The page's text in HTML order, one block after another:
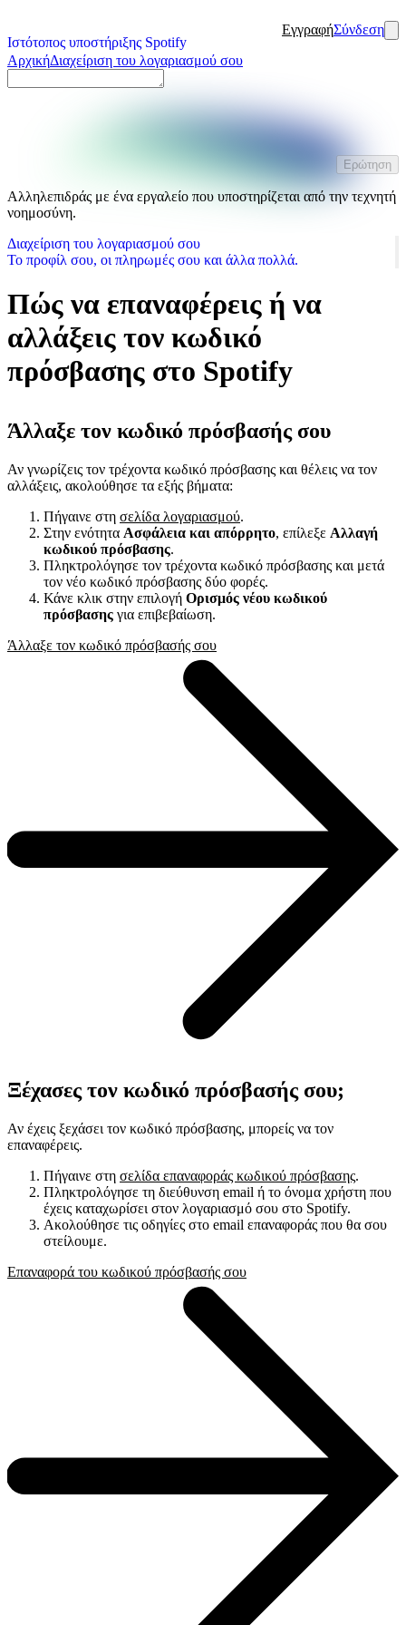
Ιστότοπος υποστήριξης Spotify
ΕγγραφήΣύνδεση
ΑρχικήΔιαχείριση του λογαριασμού σου
Ερώτηση
Αλληλεπιδράς με ένα εργαλείο που υποστηρίζεται από την τεχνητή
νοημοσύνη.
Διαχείριση του λογαριασμού σου
Το προφίλ σου, οι πληρωμές σου και άλλα πολλά.
Πώς να επαναφέρεις ή να
αλλάξεις τον κωδικό
πρόσβασης στο Spotify
Άλλαξε τον κωδικό πρόσβασής σου
Αν γνωρίζεις τον τρέχοντα κωδικό πρόσβασης και θέλεις να τον
αλλάξεις, ακολούθησε τα εξής βήματα:
Πήγαινε στη σελίδα λογαριασμού.
Στην ενότητα Ασφάλεια και απόρρητο, επίλεξε Αλλαγή
κωδικού πρόσβασης.
Πληκτρολόγησε τον τρέχοντα κωδικό πρόσβασης και μετά
τον νέο κωδικό πρόσβασης δύο φορές.
Κάνε κλικ στην επιλογή Ορισμός νέου κωδικού
πρόσβασης για επιβεβαίωση.
Άλλαξε τον κωδικό πρόσβασής σου
Ξέχασες τον κωδικό πρόσβασής σου;
Αν έχεις ξεχάσει τον κωδικό πρόσβασης, μπορείς να τον
επαναφέρεις.
Πήγαινε στη σελίδα επαναφοράς κωδικού πρόσβασης.
Πληκτρολόγησε τη διεύθυνση email ή το όνομα χρήστη που
έχεις καταχωρίσει στον λογαριασμό σου στο Spotify.
Ακολούθησε τις οδηγίες στο email επαναφοράς που θα σου
στείλουμε.
Επαναφορά του κωδικού πρόσβασής σου